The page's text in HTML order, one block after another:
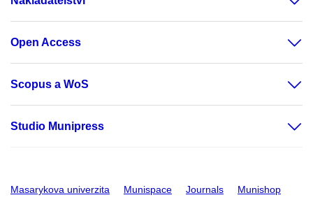
Open Access
Scopus a WoS
Studio Munipress
Masarykova univerzita Munispace Journals Munishop